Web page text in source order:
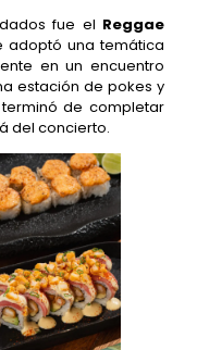
fue el Reggae
adoptó una temática
en un encuentro
estación de pokes y
de completar
del concierto.